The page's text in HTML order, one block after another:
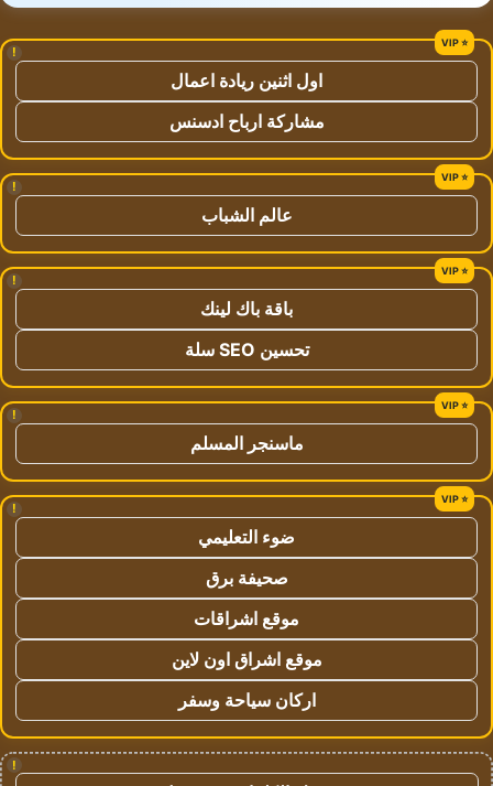
!
اول اثنين ريادة اعمال
مشاركة ارباح ادسنس
!
عالم الشباب
!
باقة باك لينك
تحسين SEO سلة
!
ماسنجر المسلم
!
ضوء التعليمي
صحيفة برق
موقع اشراقات
موقع اشراق اون لاين
اركان سياحة وسفر
!